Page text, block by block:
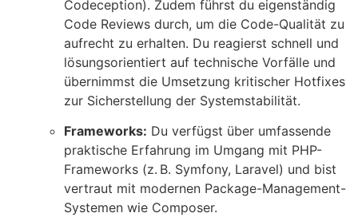
Codeception). Zudem führst du eigenständig
Code Reviews durch, um die Code-Qualität zu
aufrecht zu erhalten. Du reagierst schnell und
lösungsorientiert auf technische Vorfälle und
übernimmst die Umsetzung kritischer Hotfixes
zur Sicherstellung der Systemstabilität.
Frameworks: Du verfügst über umfassende
praktische Erfahrung im Umgang mit PHP-
Frameworks (z. B. Symfony, Laravel) und bist
vertraut mit modernen Package-Management-
Systemen wie Composer.